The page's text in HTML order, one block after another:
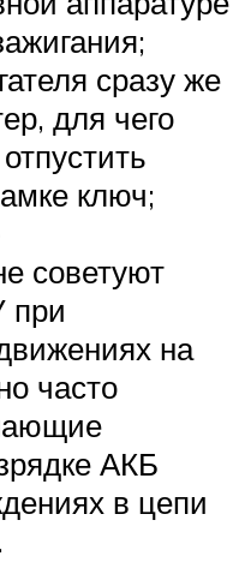
сразу же
для чего
ключ;
советуют
при
на
часто
АКБ
в цепи